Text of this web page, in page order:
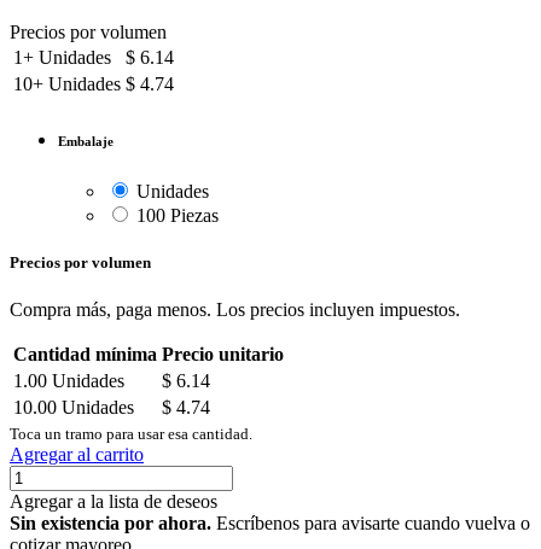
Precios por volumen
1+ Unidades $ 6.14
10+ Unidades $ 4.74
Embalaje
Unidades
100 Piezas
Precios por volumen
Compra más, paga menos. Los precios incluyen impuestos.
Cantidad mínima Precio unitario
1.00 Unidades $ 6.14
10.00 Unidades $ 4.74
Toca un tramo para usar esa cantidad.
Agregar al carrito
Agregar a la lista de deseos
Sin existencia por ahora. Escríbenos para avisarte cuando vuelva o
cotizar mayoreo.